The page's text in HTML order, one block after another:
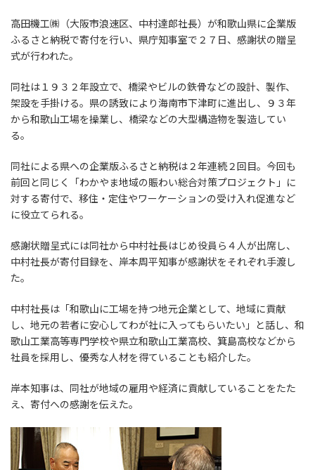
高田機工㈱（大阪市浪速区、中村達郎社長）が和歌山県に企業版
ふるさと納税で寄付を行い、県庁知事室で２７日、感謝状の贈呈
式が行われた。
同社は１９３２年設立で、橋梁やビルの鉄骨などの設計、製作、
架設を手掛ける。県の誘致により海南市下津町に進出し、９３年
から和歌山工場を操業し、橋梁などの大型構造物を製造してい
る。
同社による県への企業版ふるさと納税は２年連続２回目。今回も
前回と同じく「わかやま地域の賑わい総合対策プロジェクト」に
対する寄付で、移住・定住やワーケーションの受け入れ促進など
に役立てられる。
感謝状贈呈式には同社から中村社長はじめ役員ら４人が出席し、
中村社長が寄付目録を、岸本周平知事が感謝状をそれぞれ手渡し
た。
中村社長は「和歌山に工場を持つ地元企業として、地域に貢献
し、地元の若者に安心してわが社に入ってもらいたい」と話し、和
歌山工業高等専門学校や県立和歌山工業高校、箕島高校などから
社員を採用し、優秀な人材を得ていることも紹介した。
岸本知事は、同社が地域の雇用や経済に貢献していることをたた
え、寄付への感謝を伝えた。